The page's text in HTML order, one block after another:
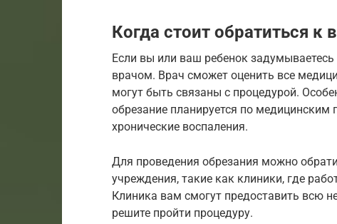
Когда стоит обратиться к
Если вы или ваш ребенок
врачом. Врач сможет оценить все
могут быть связаны с процедурой.
обрезание планируется по
хронические воспаления.
Для проведения обрезания можно
учреждения, такие как клиники, где
Клиника вам смогут предоставить
решите пройти процедуру.